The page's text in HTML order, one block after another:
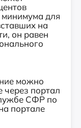
для
на
он равен
можно
через портал
СФР по
портале